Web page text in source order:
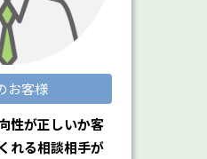
お客様
性が正しいか客
れる相談相手が